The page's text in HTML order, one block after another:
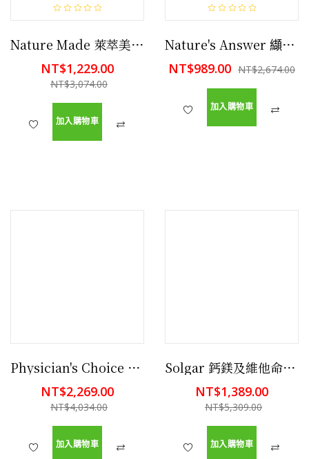
Nature Made 萊萃美三效 Omega 亞麻子油+紅花油+橄欖油 (三效 Omega ), 180 顆 有益膽固醇,有益三酸甘油脂
NT$1,229.00
NT$3,074.00
加入購物車
Nature's Answer 纈草根 1500毫克 180粒素食膠囊 改善睡眠質量,有益降低焦慮
NT$989.00 NT$2,674.00
加入購物車
Physician's Choice 女性 500 億 CFU 益生菌膠囊 84 粒 呵護女性消化與免疫健康
NT$2,269.00
NT$4,034.00
加入購物車
Solgar 鈣鎂及維他命D3 300片
NT$1,389.00
NT$5,309.00
加入購物車